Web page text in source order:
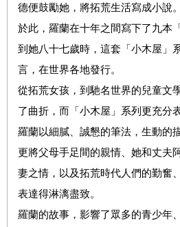
德便鼓勵她，將拓荒生活寫成小說。
於此，羅蘭在十年之間寫下了九本
到她八十七歲時，這套「小木屋」
言，在世界各地發行。
從拓荒女孩，到馳名世界的兒童文
了曲折，而「小木屋」系列更充分
羅蘭以細膩、誠懇的筆法，生動的
更將父母手足間的親情、她和丈夫
妻之情，以及拓荒時代人們的勤奮
表達得淋漓盡致。
羅蘭的故事，影響了眾多的青少年